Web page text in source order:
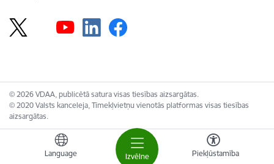
Izvēlne
Language Piekļūstamība
© 2026 VDAA, publicētā satura visas tiesības aizsargātas.
© 2020 Valsts kanceleja, Tīmekļvietņu vienotās platformas visas tiesības
aizsargātas.